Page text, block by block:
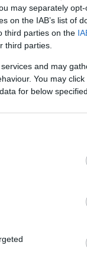
may separately
on the IAB’s list of
third parties on the
third parties.
and may
You may
for below
(6) —
(6)